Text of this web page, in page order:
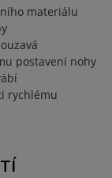
materiálu
postavení nohy
rychlému